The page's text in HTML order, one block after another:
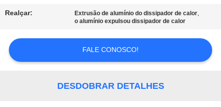
CONTACTE-
SOLICITE UM
ORÇAMENTO
Realçar: Extrusão de alumínio do dissipador de calor,
o alumínio expulsou dissipador de calor
FALE CONOSCO!
DESDOBRAR DETALHES